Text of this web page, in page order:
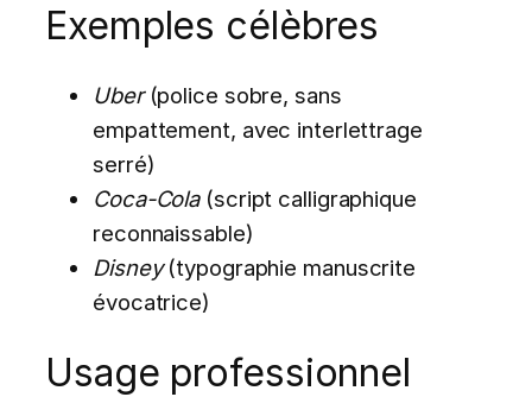
Exemples célèbres
Uber(police sobre, sans
empattement, avec interlettrage
serré)
Coca-Cola(script calligraphique
reconnaissable)
Disney(typographie manuscrite
évocatrice)
Usage professionnel